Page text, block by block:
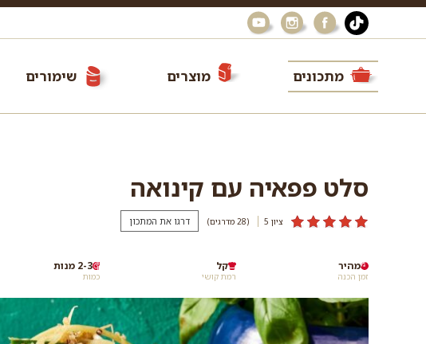
מתכונים מוצרים שימורים
סלט פפאיה עם קינואה
ציון 5 (28 מדרגים) דרגו את המתכון
זמן הכנה
מהיר
רמת קושי
קל
כמות
2-3 מנות